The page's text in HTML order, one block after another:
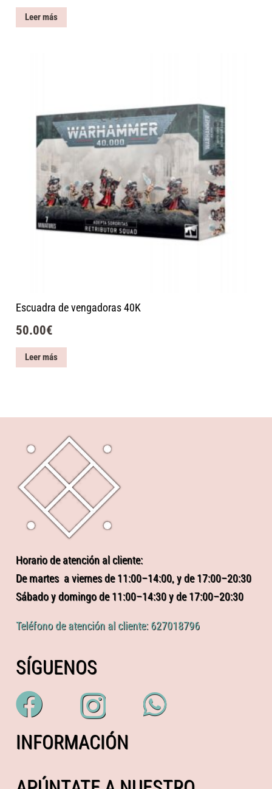
Leer más
Escuadra de vengadoras 40K
50.00€
Leer más
Horario de atención al cliente:
De martes a viernes de 11:00–14:00, y de 17:00–20:30
Sábado y domingo de 11:00–14:30 y de 17:00–20:30
Teléfono de atención al cliente: 627018796
SÍGUENOS
INFORMACIÓN